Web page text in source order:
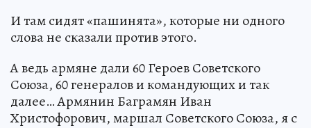
И там сидят «пашинята», которые ни одного
слова не сказали против этого.
А ведь армяне дали 60 Героев Советского
Союза, 60 генералов и командующих и так
далее… Армянин Баграмян Иван
Христофорович, маршал Советского Союза, я с